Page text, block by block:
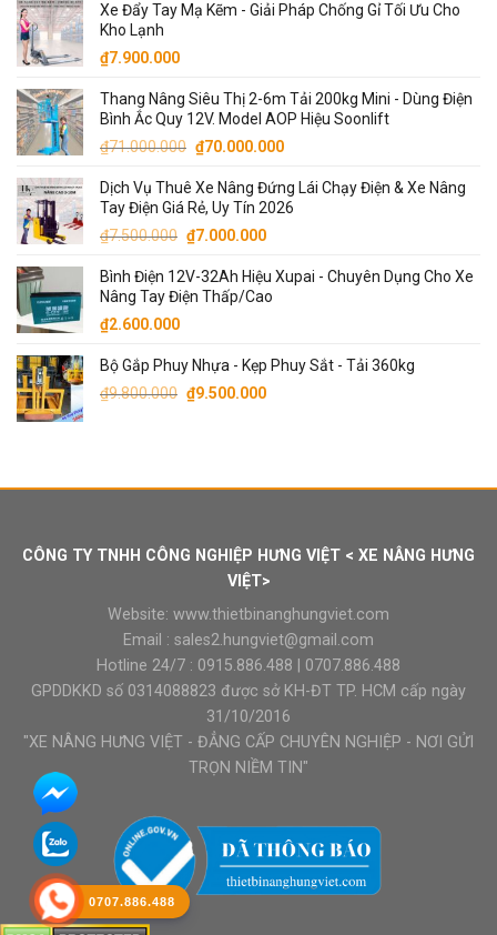
Xe Đẩy Tay Mạ Kẽm - Giải Pháp Chống Gỉ Tối Ưu Cho
Kho Lạnh
₫7.900.000
Thang Nâng Siêu Thị 2-6m Tải 200kg Mini - Dùng Điện
Bình Ắc Quy 12V. Model AOP Hiệu Soonlift
₫71.000.000 Giá
là:
₫71.000.000.
₫70.000.000Giá
tại
là:
Dịch Vụ Thuê Xe Nâng Đứng Lái Chạy Điện & Xe Nâng
Tay Điện Giá Rẻ, Uy Tín 2026
₫7.500.000 Giá
là:
₫7.500.000.
₫7.000.000Giá
tại
là:
Bình Điện 12V-32Ah Hiệu Xupai - Chuyên Dụng Cho Xe
Nâng Tay Điện Thấp/Cao
₫2.600.000
Bộ Gắp Phuy Nhựa - Kẹp Phuy Sắt - Tải 360kg
₫9.800.000 Giá
₫9.500.000Giá
₫9.500.000.
CÔNG TY TNHH CÔNG NGHIỆP HƯNG VIỆT < XE NÂNG HƯNG
VIỆT>
Website: www.thietbinanghungviet.com
Email : sales2.hungviet@gmail.com
Hotline 24/7 : 0915.886.488
0707.886.488
GPDDKKD số 0314088823 được sở KH-ĐT TP. HCM cấp ngày
31/10/2016
"XE NÂNG HƯNG VIỆT - ĐẲNG CẤP CHUYÊN NGHIỆP - NƠI GỬI
TRỌN NIỀM TIN"
0707.886.488